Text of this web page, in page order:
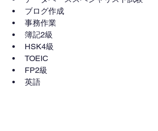
ブログ作成
事務作業
簿記2級
HSK4級
TOEIC
FP2級
英語